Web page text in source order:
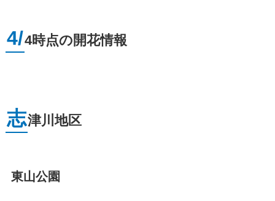
4/4時点の開花情報
志津川地区
東山公園